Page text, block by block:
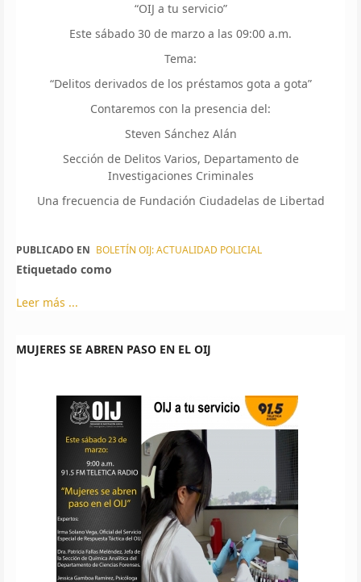
“OIJ a tu servicio”
Este sábado 30 de marzo a las 09:00 a.m.
Tema:
“Delitos derivados de los préstamos gota a gota”
Contaremos con la presencia del:
Steven Sánchez Alán
Sección de Delitos Varios, Departamento de
Investigaciones Criminales
Una frecuencia de Fundación Ciudadelas de Libertad
PUBLICADO EN BOLETÍN OIJ: ACTUALIDAD POLICIAL
Etiquetado como
Leer más ...
MUJERES SE ABREN PASO EN EL OIJ